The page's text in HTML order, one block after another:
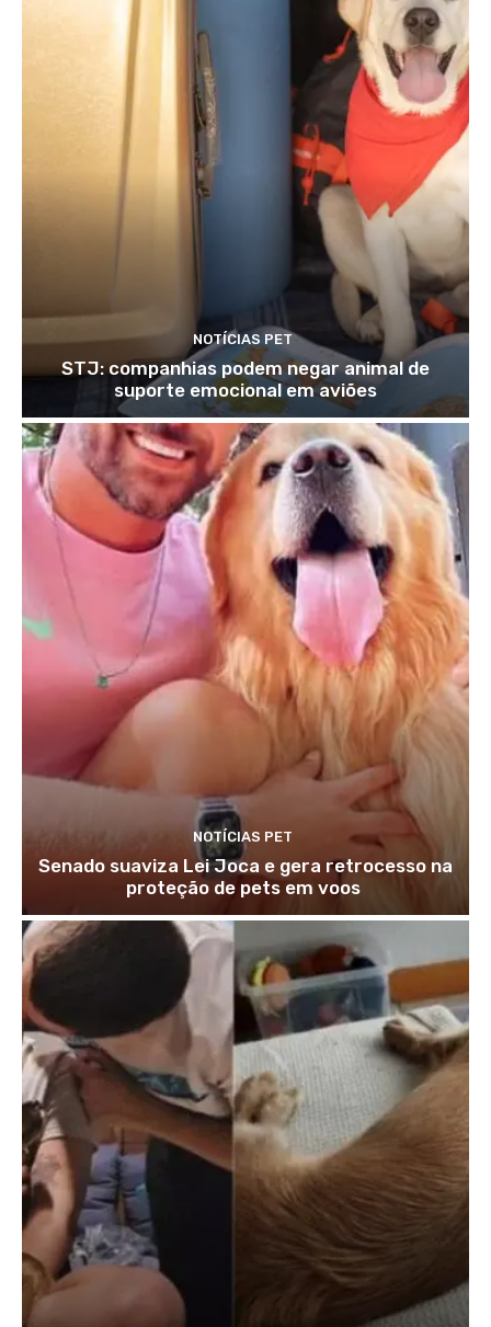
NOTÍCIAS PET
STJ: companhias podem negar animal de
suporte emocional em aviões
NOTÍCIAS PET
Senado suaviza Lei Joca e gera retrocesso na
proteção de pets em voos